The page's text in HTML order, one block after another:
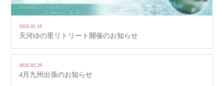
2026.05.19
天河ゆの里リトリート開催のお知らせ
2026.03.29
4月九州出張のお知らせ